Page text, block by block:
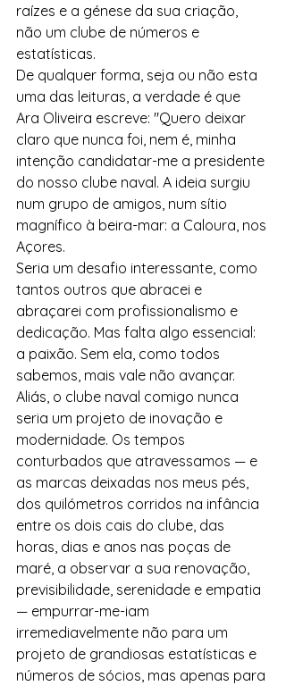
raízes e a génese da sua criação,
não um clube de números e
estatísticas.
De qualquer forma, seja ou não esta
uma das leituras, a verdade é que
Ara Oliveira escreve: "Quero deixar
claro que nunca foi, nem é, minha
intenção candidatar-me a presidente
do nosso clube naval. A ideia surgiu
num grupo de amigos, num sítio
magnífico à beira-mar: a Caloura, nos
Açores.
Seria um desafio interessante, como
tantos outros que abracei e
abraçarei com profissionalismo e
dedicação. Mas falta algo essencial:
a paixão. Sem ela, como todos
sabemos, mais vale não avançar.
Aliás, o clube naval comigo nunca
seria um projeto de inovação e
modernidade. Os tempos
conturbados que atravessamos — e
as marcas deixadas nos meus pés,
dos quilómetros corridos na infância
entre os dois cais do clube, das
horas, dias e anos nas poças de
maré, a observar a sua renovação,
previsibilidade, serenidade e empatia
— empurrar-me-iam
irremediavelmente não para um
projeto de grandiosas estatísticas e
números de sócios, mas apenas para